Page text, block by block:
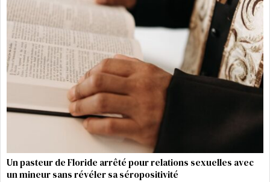
Un pasteur de Floride arrêté pour relations sexuelles avec
un mineur sans révéler sa séropositivité